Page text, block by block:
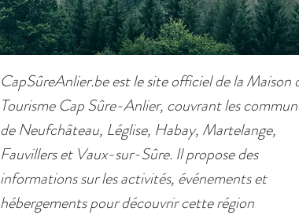
CapSûreAnlier.be est le site officiel de la Maison
Tourisme Cap Sûre-Anlier, couvrant les
de Neufchâteau, Léglise, Habay, Martelange,
Fauvillers et Vaux-sur-Sûre. Il propose des
informations sur les activités, événements et
hébergements pour découvrir cette région